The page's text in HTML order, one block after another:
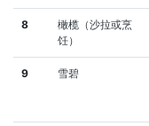
8
橄榄（沙拉或烹
饪）
9 雪碧